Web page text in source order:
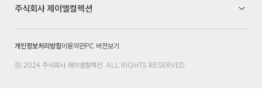
주식회사 제이엘컬렉션
개인정보처리방침이용약관PC 버전보기
ⓒ 2024 주식회사 제이엘컬렉션. ALL RIGHTS RESERVED